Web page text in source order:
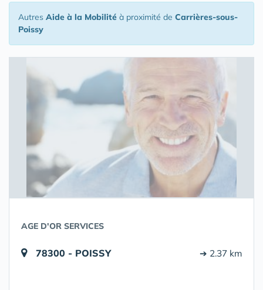
Autres Aide à la Mobilité à proximité de Carrières-sous-
Poissy
AGE D'OR SERVICES
78300 - POISSY ➔ 2.37 km